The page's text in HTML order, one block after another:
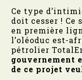
Ce type
doit cesser ! Ce
en première
l’oléoduc est-
pétrolier
gouvernement
de ce projet